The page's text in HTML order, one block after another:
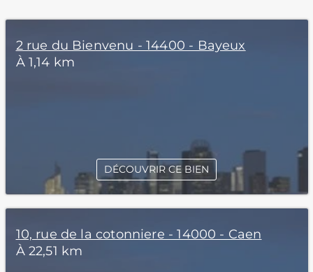
2 rue du Bienvenu - 14400 - Bayeux
À 1,14 km
DÉCOUVRIR CE BIEN
10, rue de la cotonniere - 14000 - Caen
À 22,51 km